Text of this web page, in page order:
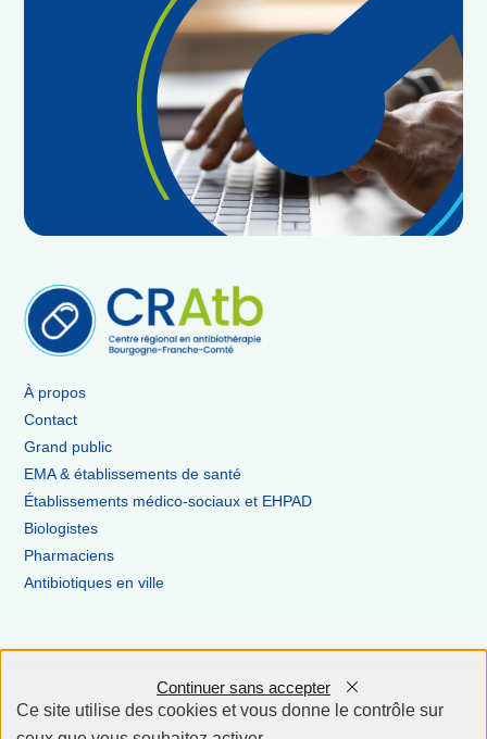
À propos
Contact
Grand public
EMA & établissements de santé
Établissements médico-sociaux et EHPAD
Biologistes
Pharmaciens
Antibiotiques en ville
Ce site utilise des cookies et vous donne le contrôle sur
Continuer sans accepter